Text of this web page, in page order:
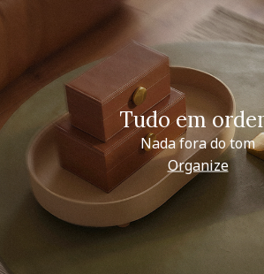
Tudo em
Nada fora do tom
Organize